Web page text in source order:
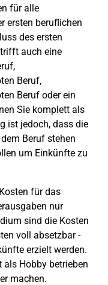
für alle
ersten beruflichen
des ersten
auch eine
Beruf,
Beruf oder ein
Sie komplett als
ist jedoch, dass die
Beruf stehen
um Einkünfte zu
für das
nur
sind die Kosten
voll absetzbar -
erzielt werden.
Hobby betrieben
machen.